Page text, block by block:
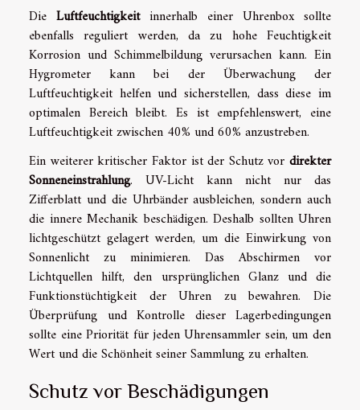
Die Luftfeuchtigkeitinnerhalb einer Uhrenbox sollte
ebenfalls reguliert werden, da zu hohe Feuchtigkeit
Korrosion und Schimmelbildung verursachen kann. Ein
Hygrometer kann bei der Überwachung der
Luftfeuchtigkeit helfen und sicherstellen, dass diese im
optimalen Bereich bleibt. Es ist empfehlenswert, eine
Luftfeuchtigkeit zwischen 40% und 60% anzustreben.
Ein weiterer kritischer Faktor ist der Schutz vor direkter
Sonneneinstrahlung. UV-Licht kann nicht nur das
Zifferblatt und die Uhrbänder ausbleichen, sondern auch
die innere Mechanik beschädigen. Deshalb sollten Uhren
lichtgeschützt gelagert werden, um die Einwirkung von
Sonnenlicht zu minimieren. Das Abschirmen vor
Lichtquellen hilft, den ursprünglichen Glanz und die
Funktionstüchtigkeit der Uhren zu bewahren. Die
Überprüfung und Kontrolle dieser Lagerbedingungen
sollte eine Priorität für jeden Uhrensammler sein, um den
Wert und die Schönheit seiner Sammlung zu erhalten.
Schutz vor Beschädigungen